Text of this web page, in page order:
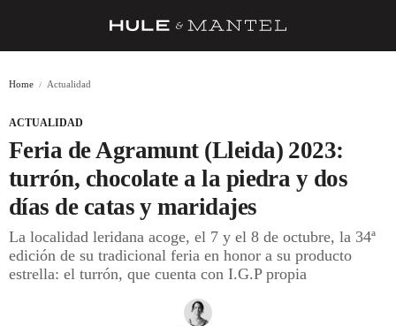
BARRAS Y ESTRELLAS
DÓNDE COMER
ÍDOLOS DE MESAS
CUADERNO DE VIAJE
Home Actualidad
ACTUALIDAD
Feria de Agramunt (Lleida) 2023:
turrón, chocolate a la piedra y dos
días de catas y maridajes
La localidad leridana acoge, el 7 y el 8 de octubre, la 34ª
edición de su tradicional feria en honor a su producto
estrella: el turrón, que cuenta con I.G.P propia